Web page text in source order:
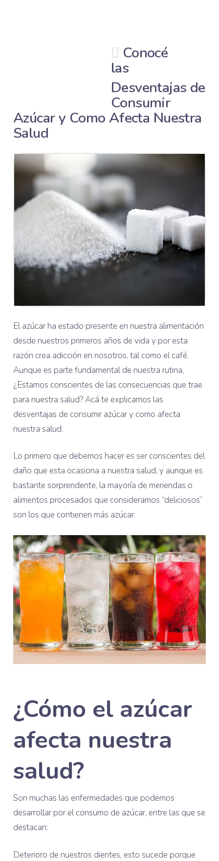
Conocé
las
Desventajas de
Consumir
Azúcar y Como Afecta Nuestra
Salud
El azúcar ha estado presente en nuestra alimentación
desde nuestros primeros años de vida y por esta
razón crea adicción en nosotros, tal como el café.
Aunque es parte fundamental de nuestra rutina,
¿Estamos conscientes de las consecuencias que trae
para nuestra salud? Acá te explicamos las
desventajas de consumir azúcar y como afecta
nuestra salud.
Lo primero que debemos hacer es ser conscientes del
daño que esta ocasiona a nuestra salud, y aunque es
bastante sorprendente, la mayoría de meriendas o
alimentos procesados que consideramos “deliciosos”
son los que contienen más azúcar.
¿Cómo el azúcar
afecta nuestra
salud?
Son muchas las enfermedades que podemos
desarrollar por el consumo de azúcar, entre las que se
destacan:
Deterioro de nuestros dientes, esto sucede porque